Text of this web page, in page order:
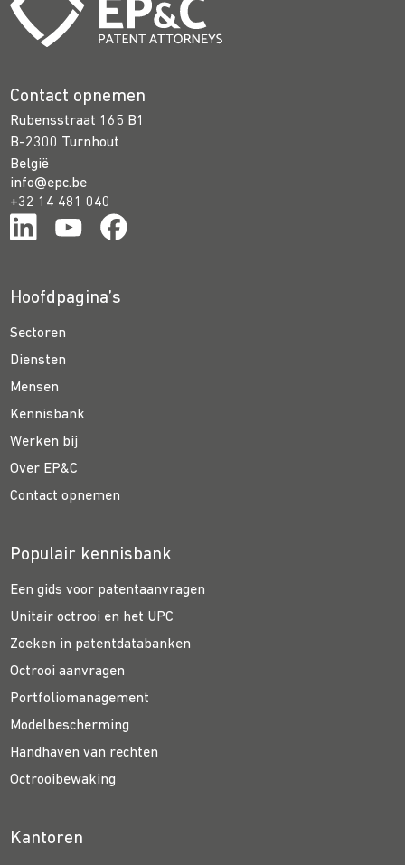
Contact opnemen
Rubensstraat 165 B1
B-2300 Turnhout
België
info@epc.be
+32 14 481 040
Hoofdpagina’s
Sectoren
Diensten
Mensen
Kennisbank
Werken bij
Over EP&C
Contact opnemen
Populair kennisbank
Een gids voor patentaanvragen
Unitair octrooi en het UPC
Zoeken in patentdatabanken
Octrooi aanvragen
Portfoliomanagement
Modelbescherming
Handhaven van rechten
Octrooibewaking
Kantoren